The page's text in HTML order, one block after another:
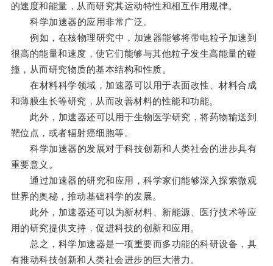
的速度和能量，从而研究其运动特性和相互作用规律。
科学加速器的应用非常广泛。
例如，在核物理研究中，加速器能够将带电粒子加速到
很高的能量和速度，使它们能够与其他粒子发生高能量的碰
撞，从而研究物质的基本结构和性质。
在材料科学领域，加速器可以用于表面改性、材料合成
和薄膜生长等研究，从而改善材料的性能和功能。
此外，加速器还可以用于生物医学研究，将药物输送到
靶位点，或者辐射癌细胞等。
科学加速器的发展对于科技创新和人类社会的进步具有
重要意义。
通过加速器的研究和应用，科学家们能够深入探索微观
世界的奥秘，推动基础科学的发展。
此外，加速器还可以为新材料、新能源、医疗技术等应
用的研究提供支持，促进科技的创新和应用。
总之，科学加速器是一项重要而多功能的科研设备，具
有推动科技创新和人类社会进步的巨大潜力。